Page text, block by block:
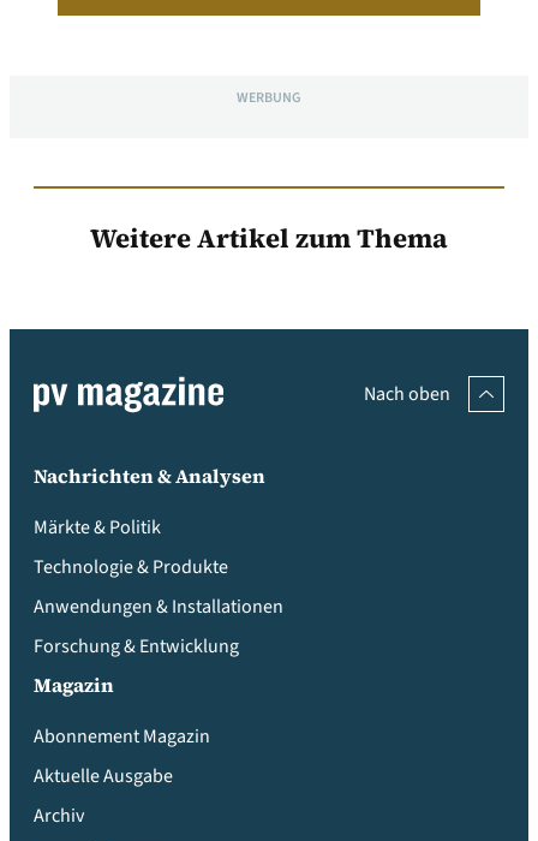
WERBUNG
Weitere Artikel zum Thema
Nach oben
Nachrichten & Analysen
Märkte & Politik
Technologie & Produkte
Anwendungen & Installationen
Forschung & Entwicklung
Magazin
Abonnement Magazin
Aktuelle Ausgabe
Archiv